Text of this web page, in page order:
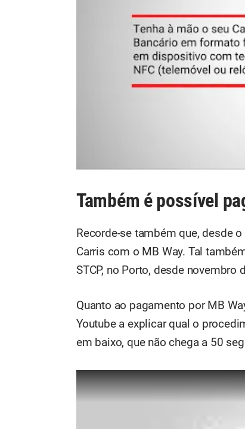
Também é possível
Recorde-se também que, desde
Carris com o MB Way. Tal
STCP, no Porto, desde novembro
Quanto ao pagamento por MB
Youtube a explicar qual o
em baixo, que não chega a 50